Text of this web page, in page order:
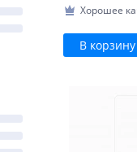
Хорошее
В корзину